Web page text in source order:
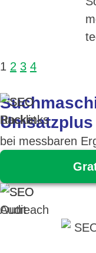
1 2 3 4
bei messbaren